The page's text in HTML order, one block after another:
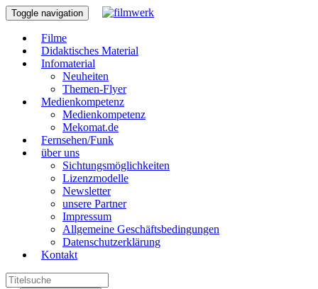
Toggle navigation
Filme
Didaktisches Material
Infomaterial
Neuheiten
Themen-Flyer
Medienkompetenz
Medienkompetenz
Mekomat.de
Fernsehen/Funk
über uns
Sichtungsmöglichkeiten
Lizenzmodelle
Newsletter
unsere Partner
Impressum
Allgemeine Geschäftsbedingungen
Datenschutzerklärung
Kontakt